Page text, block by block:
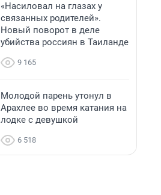
«Насиловал на глазах у
связанных родителей».
Новый поворот в деле
убийства россиян в Таиланде
9 165
Молодой парень утонул в
Арахлее во время катания на
лодке с девушкой
6 518